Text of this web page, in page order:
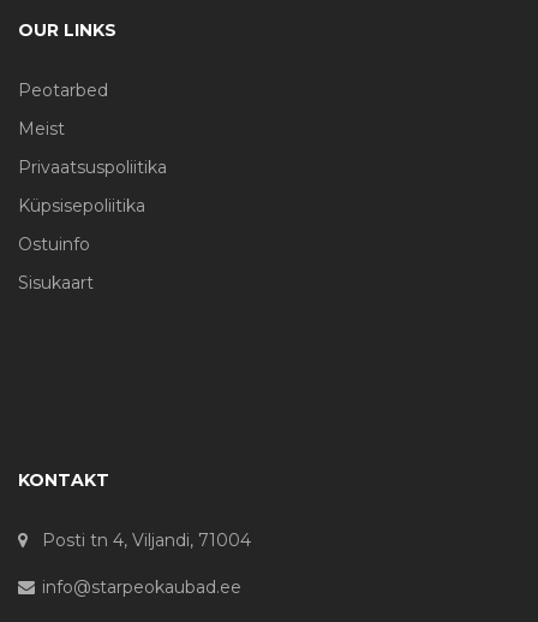
OUR LINKS
Peotarbed
Meist
Privaatsuspoliitika
Küpsisepoliitika
Ostuinfo
Sisukaart
KONTAKT
Posti tn 4, Viljandi, 71004
info@starpeokaubad.ee